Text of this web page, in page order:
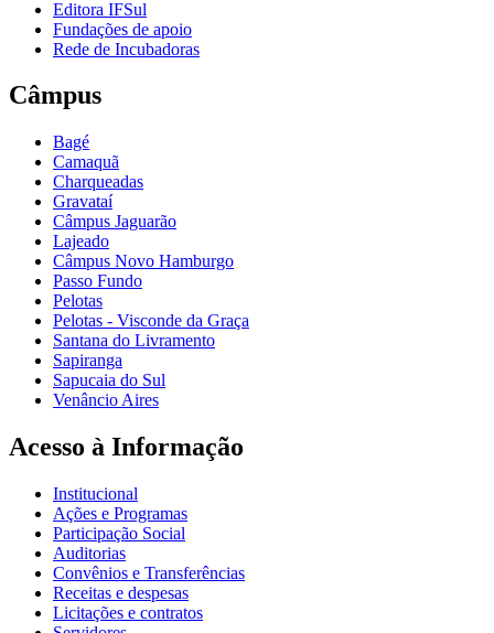
Editora IFSul
Fundações de apoio
Rede de Incubadoras
Câmpus
Bagé
Camaquã
Charqueadas
Gravataí
Câmpus Jaguarão
Lajeado
Câmpus Novo Hamburgo
Passo Fundo
Pelotas
Pelotas - Visconde da Graça
Santana do Livramento
Sapiranga
Sapucaia do Sul
Venâncio Aires
Acesso à Informação
Institucional
Ações e Programas
Participação Social
Auditorias
Convênios e Transferências
Receitas e despesas
Licitações e contratos